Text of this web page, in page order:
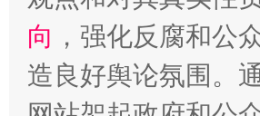
向 ，强化反腐和公
造良好舆论氛围。